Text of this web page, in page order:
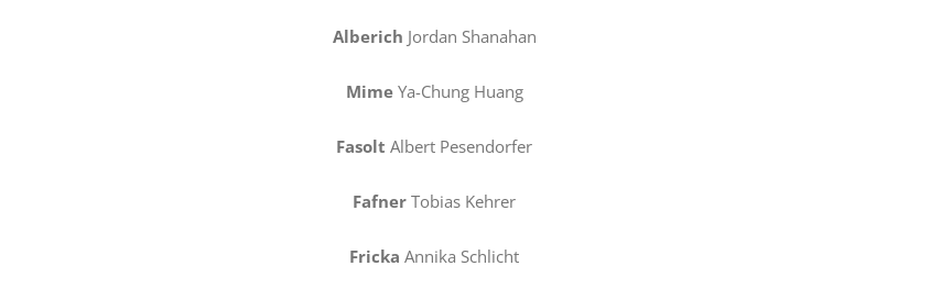
Alberich Jordan Shanahan
MimeYa-Chung Huang
Fasolt Albert Pesendorfer
Fafner Tobias Kehrer
Fricka Annika Schlicht